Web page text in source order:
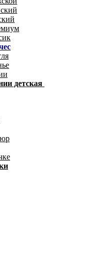
детская